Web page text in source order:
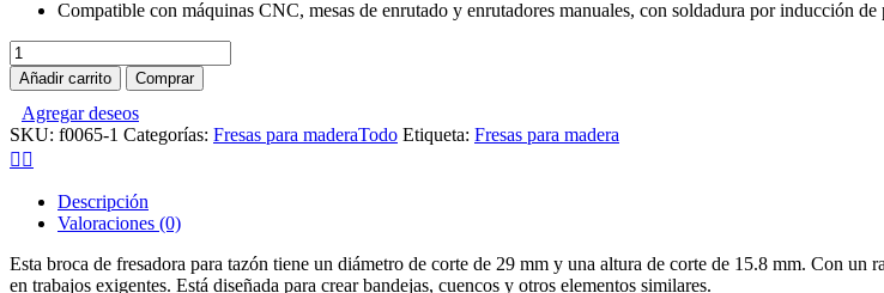
Compatible con máquinas CNC, mesas de enrutado y enrutadores manuales, con soldadura por inducción
Fresas
para
cuenco
bandeja
vástago
cantidad
Añadir carrito Comprar
Agregar deseos
SKU: f0065-1 Categorías: Fresas para maderaTodo Etiqueta: Fresas para madera
Descripción
Valoraciones (0)
Esta broca de fresadora para tazón tiene un diámetro de corte de 29 mm y una altura de corte de 15.8 mm. Con
en trabajos exigentes. Está diseñada para crear bandejas, cuencos y otros elementos similares.